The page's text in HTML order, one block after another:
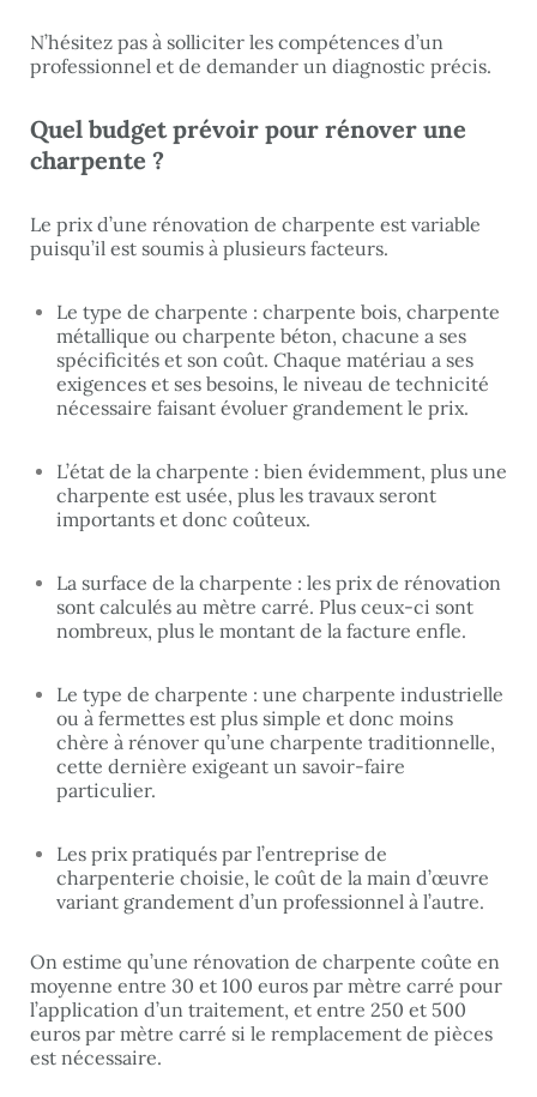
N’hésitez pas à solliciter les compétences d’un
professionnel et de demander un diagnostic précis.
Quel budget prévoir pour rénover une
charpente ?
Le prix d’une rénovation de charpente est variable
puisqu’il est soumis à plusieurs facteurs.
Le type de charpente : charpente bois, charpente
métallique ou charpente béton, chacune a ses
spécificités et son coût. Chaque matériau a ses
exigences et ses besoins, le niveau de technicité
nécessaire faisant évoluer grandement le prix.
L’état de la charpente : bien évidemment, plus une
charpente est usée, plus les travaux seront
importants et donc coûteux.
La surface de la charpente : les prix de rénovation
sont calculés au mètre carré. Plus ceux-ci sont
nombreux, plus le montant de la facture enfle.
Le type de charpente : une charpente industrielle
ou à fermettes est plus simple et donc moins
chère à rénover qu’une charpente traditionnelle,
cette dernière exigeant un savoir-faire
particulier.
Les prix pratiqués par l’entreprise de
charpenterie choisie, le coût de la main d’œuvre
variant grandement d’un professionnel à l’autre.
On estime qu’une rénovation de charpente coûte en
moyenne entre 30 et 100 euros par mètre carré pour
l’application d’un traitement, et entre 250 et 500
euros par mètre carré si le remplacement de pièces
est nécessaire.